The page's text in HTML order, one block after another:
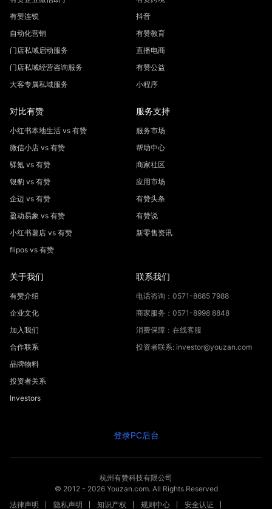
有赞连锁
自动化营销
门店私域启动服务
门店私域经营咨询服务
大客专属私域服务
抖音
有赞教育
直播电商
有赞公益
小程序
对比有赞
小红书本地生活 vs 有赞
微信小店 vs 有赞
驿氪 vs 有赞
银豹 vs 有赞
企迈 vs 有赞
盈动易象 vs 有赞
小红书薯店 vs 有赞
flipos vs 有赞
服务支持
服务市场
帮助中心
商家社区
应用市场
有赞头条
有赞说
新零售资讯
关于我们
有赞介绍
企业文化
加入我们
合作联系
品牌物料
投资者关系
Investors
联系我们
电话咨询：0571-8685 7988
商家服务：0571-8998 8848
消费保障：在线客服
投资者联系: investor@youzan.com
登录PC后台
杭州有赞科技有限公司
© 2012 - 2026Youzan.com. All Rights Reserved
法律声明
隐私声明 知识产权 规则中心 安全认证